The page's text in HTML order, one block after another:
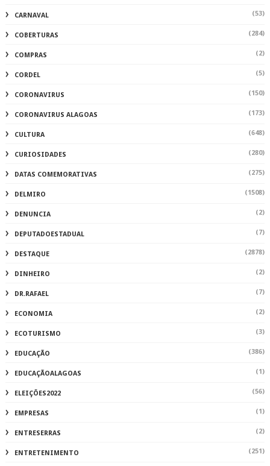
CARNAVAL (53)
COBERTURAS (284)
COMPRAS (2)
CORDEL (5)
CORONAVIRUS (150)
CORONAVIRUS ALAGOAS (173)
CULTURA (648)
CURIOSIDADES (280)
DATAS COMEMORATIVAS (275)
DELMIRO (1508)
DENUNCIA (2)
DEPUTADOESTADUAL (7)
DESTAQUE (2878)
DINHEIRO (2)
DR.RAFAEL (7)
ECONOMIA (2)
ECOTURISMO (3)
EDUCAÇÃO (386)
EDUCAÇÃOALAGOAS (1)
ELEIÇÕES2022 (56)
EMPRESAS (1)
ENTRESERRAS (2)
ENTRETENIMENTO (251)